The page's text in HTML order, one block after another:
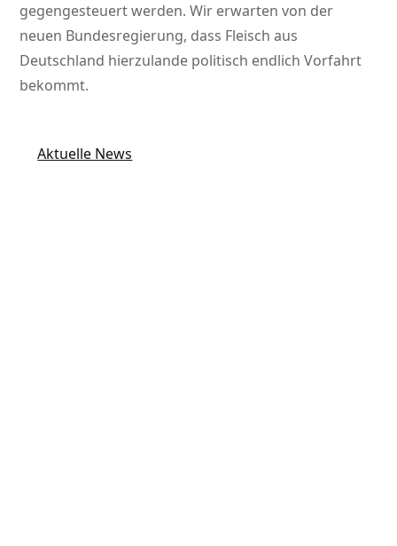
gegengesteuert werden. Wir erwarten von der
neuen Bundesregierung, dass Fleisch aus
Deutschland hierzulande politisch endlich Vorfahrt
bekommt.
Aktuelle News